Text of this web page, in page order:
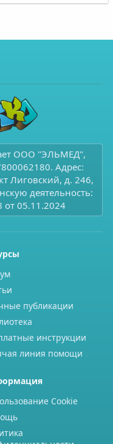
ООО "ЭЛЬМЕД",
Адрес:
Лиговский, д. 246,
деятельность:
05.11.2024
публикации
инструкции
линия помощи
Cookie